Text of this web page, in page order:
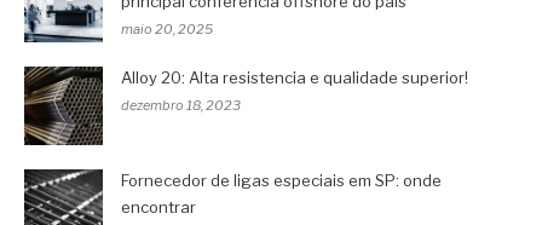
maio 20, 2025
Alloy 20: Alta resistencia e qualidade superior!
dezembro 18, 2023
Fornecedor de ligas especiais em SP: onde
encontrar